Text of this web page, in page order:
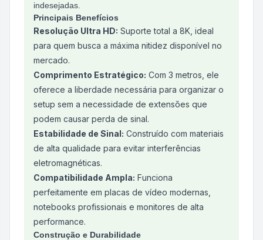
indesejadas.
Principais Benefícios
Resolução Ultra HD: Suporte total a 8K, ideal
para quem busca a máxima nitidez disponível no
mercado.
Comprimento Estratégico: Com 3 metros, ele
oferece a liberdade necessária para organizar o
setup sem a necessidade de extensões que
podem causar perda de sinal.
Estabilidade de Sinal: Construído com materiais
de alta qualidade para evitar interferências
eletromagnéticas.
Compatibilidade Ampla: Funciona
perfeitamente em placas de vídeo modernas,
notebooks profissionais e monitores de alta
performance.
Construção e Durabilidade